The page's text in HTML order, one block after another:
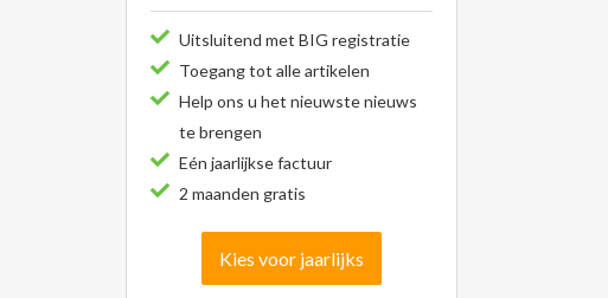
Uitsluitend met BIG registratie
Toegang tot alle artikelen
Help ons u het nieuwste nieuws
te brengen
Eén jaarlijkse factuur
2 maanden gratis
Kies voor jaarlijks